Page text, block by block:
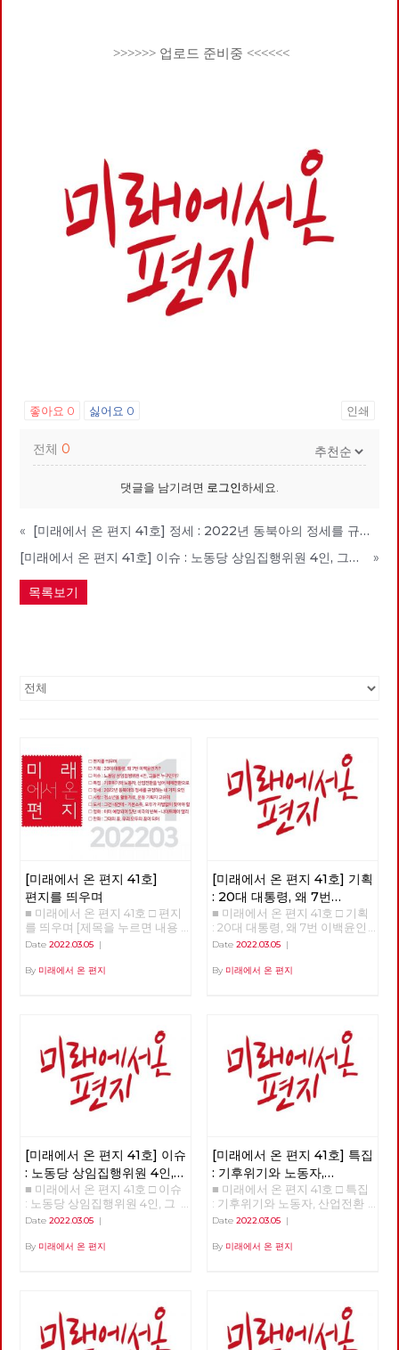
>>>>>> 업로드 준비중 <<<<<<
좋아요 0 싫어요 0 인쇄
전체 0
댓글을 남기려면 로그인하세요.
«
[미래에서 온 편지 41호] 정세 : 2022년 동북아의 정세를 규정하는 네 가지 요인
[미래에서 온 편지 41호] 이슈 : 노동당 상임집행위원 4인, 그들은 누구인가?
»
목록보기
[미래에서 온 편지 41호]
편지를 띄우며
■ 미래에서 온 편지 41호 □ 편지
를 띄우며 [제목을 누르면 내용
을 볼 수 있습니다.] □ 편지를 띄
번 이백윤인가? □ 이슈 : 노동당
세를 규정하는 네 가지 요인 □
사람 : 청소년을 활동가로, 운동
기획자 고유미 □ 도서 : 그건 내
건데 - 기본소득, 모두가 차별없
이 찾아야 할 권리 □ 영화 : 이미
예정되어 있던 비극의 반복 - 나
Date 2022.03.05 |
By 미래에서 온 편지
[미래에서 온 편지 41호] 기획
: 20대 대통령, 왜 7번
이백윤인가? (1)
■ 미래에서 온 편지 41호 □ 기획
: 20대 대통령, 왜 7번 이백윤인
가? >>>>>> 업로드 준비중
Date 2022.03.05|
By 미래에서 온 편지
[미래에서 온 편지 41호] 이슈
: 노동당 상임집행위원 4인,
그들은 누구인가?
■ 미래에서 온 편지 41호 □ 이슈
: 노동당 상임집행위원 4인, 그
들은 누구인가? >>>>>> 업로드
Date 2022.03.05 |
By 미래에서 온 편지
[미래에서 온 편지 41호] 특집
: 기후위기와 노동자,
산업전환을 넘어
체제전환으로
■ 미래에서 온 편지 41호 □ 특집
: 기후위기와 노동자, 산업전환
을 넘어 체제전환으로 >>>>>>
Date 2022.03.05|
By 미래에서 온 편지